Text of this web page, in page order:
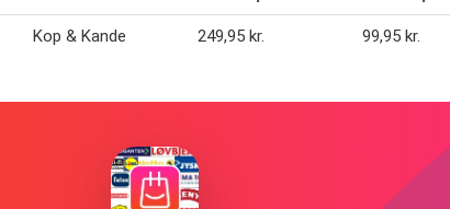
Kop & Kande 249,95 kr. 99,95 kr.